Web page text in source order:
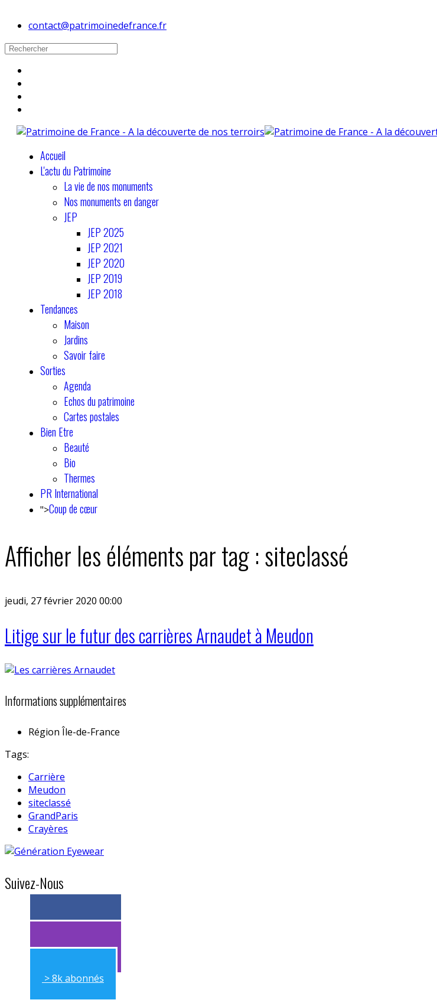
contact@patrimoinedefrance.fr
Accueil
L'actu du Patrimoine
La vie de nos monuments
Nos monuments en danger
JEP
JEP 2025
JEP 2021
JEP 2020
JEP 2019
JEP 2018
Tendances
Maison
Jardins
Savoir faire
Sorties
Agenda
Echos du patrimoine
Cartes postales
Bien Etre
Beauté
Bio
Thermes
PR International
">Coup de cœur
Afficher les éléments par tag : siteclassé
jeudi, 27 février 2020 00:00
Litige sur le futur des carrières Arnaudet à Meudon
Informations supplémentaires
Région Île-de-France
Tags:
Carrière
Meudon
siteclassé
GrandParis
Crayères
Suivez-Nous
> 11k abonnés
> 11k abonnés
> 8k abonnés